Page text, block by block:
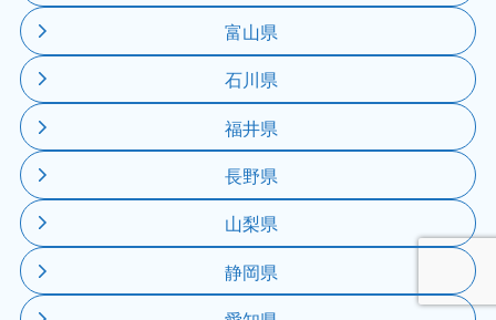
富山県
石川県
福井県
長野県
山梨県
静岡県